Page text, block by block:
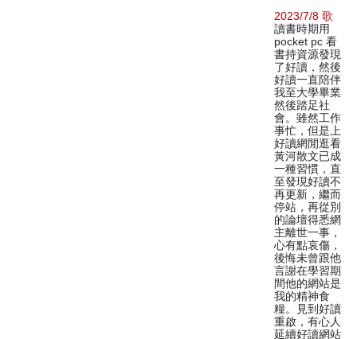
2023/7/8 歌
讀書時期用
pocket pc 看
書持資源發現
了好讀，然後
好讀一直陪伴
我至大學畢業
然後踏足社
會。雖然工作
事忙，但是上
好讀網閒逛看
黃河散文已成
一種習慣，直
至發現好讀不
再更新，繼而
停站，再從別
的論壇得悉網
主離世一事，
心有點哀傷，
後悔未曾跟他
言謝在學習期
間他的網站是
我的精神食
糧。見到好讀
重啟，有心人
延續好讀網站